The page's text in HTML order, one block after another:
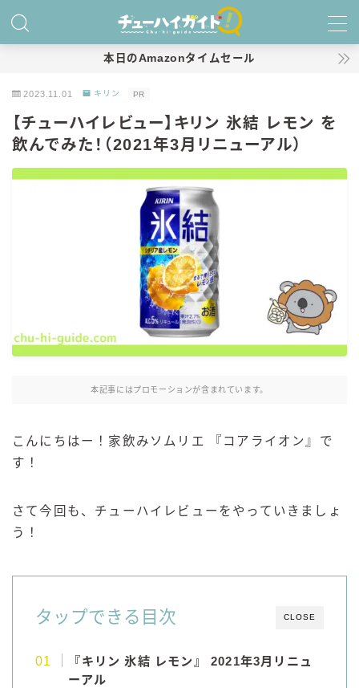
特集！
おすすめランキング！
氷結 ストロング
麒麟特製サワー
スミノフ セルツァー
ー196℃ ストロングゼロ
CRAFT－196℃
ほろよい
角ハイボール
本日のAmazonタイムセール
2023.11.01 キリン PR
【チューハイレビュー】キリン 氷結 レモン を
飲んでみた！（2021年3月リニューアル）
本記事にはプロモーションが含まれています。
こんにちはー！家飲みソムリエ 『コアライオン』で
す！
さて今回も、チューハイレビューをやっていきましょ
う！
CLOSE
タップできる目次
『キリン 氷結 レモン』 2021年3月リニュ
ーアル